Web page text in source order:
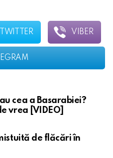
TWITTER VIBER
cea a Basarabiei?
vrea [VIDEO]
de flăcări în